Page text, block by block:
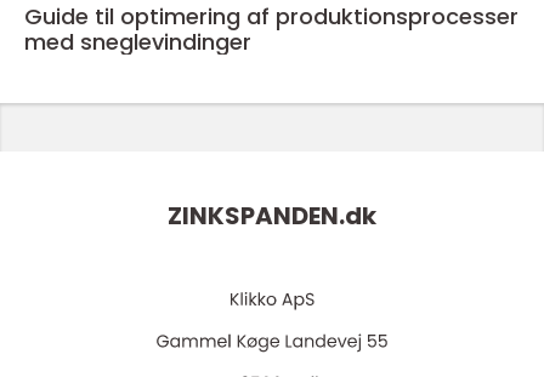
Guide til optimering af produktionsprocesser
med sneglevindinger
ZINKSPANDEN.dk